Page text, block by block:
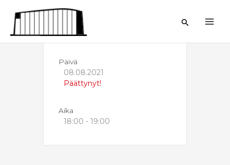
sisältöön
Hae
Päivä
08.08.2021
Päättynyt!
Aika
18:00 - 19:00